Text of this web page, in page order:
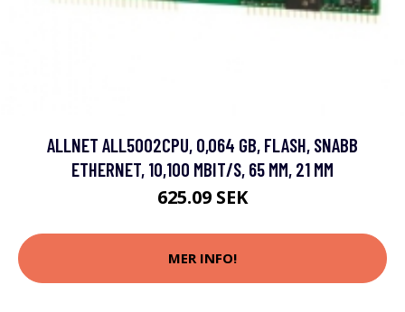
ALLNET ALL5002CPU, 0,064 GB, FLASH, SNABB
ETHERNET, 10,100 MBIT/S, 65 MM, 21 MM
625.09 SEK
MER INFO!